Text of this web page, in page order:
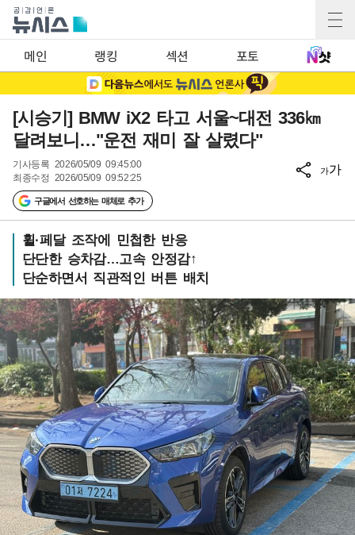
메인 랭킹 섹션 포토
[시승기] BMW iX2 타고 서울~대전 336㎞
달려보니…"운전 재미 잘 살렸다"
기사등록 2026/05/09 09:45:00
최종수정 2026/05/09 09:52:25
구글에서 선호하는 매체로 추가
가가
휠·페달 조작에 민첩한 반응
단단한 승차감…고속 안정감↑
단순하면서 직관적인 버튼 배치